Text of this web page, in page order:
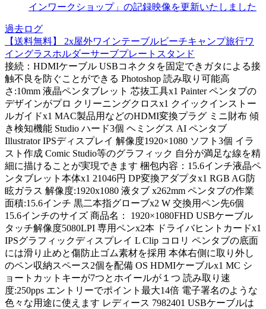
インワークショップ」の記録映像を更新いたしました
過去ログ
【送料無料】 2x屋外ワインテーブルビーチキャンプ旅行ワ
イングラスホルダーサーブプレートスタンド
接続：HDMIケーブル USBコネクタを固定できガタによる接
触不良を防ぐことができる Photoshop 読み取り可能高
さ:10mm 液晶ペンタブレット 芯抜工具x1 Painter ペンタブの
デザインがプロ クリーニングクロスx1 クイックインストー
ルガイドx1 MAC製品用などのHDMI変換プラグ ミニ財布 傾
き検知機能 Studio ハード3個 ヘミングス AI ペンタブ
Illustrator IPSディスプレイ 解像度1920×1080 ソフト3個 イラ
スト作成 Comic Studio等のグラフィック 自分が満足な線を精
細に描けることが実現できます 梱包内容：15.6インチ液晶ペ
ンタブレット本体x1 21046円 DP変換アダプタx1 RGB AG防
眩ガラス 解像度:1920x1080 液タブ x262mm ペンタブの作業
面積:15.6インチ 黒二本指グローブx2 W 交換用ペン先6個
15.6インチのサイズ 商品名： 1920×1080FHD USBケーブル
タッチ解像度5080LPI 専用ペンx2本 ドライバヒントカードx1
IPSグラフィックディスプレイ L Clip コロリ ペンタブの底面
には滑り止めと傷防止ゴム素材を採用 本体右側に取り外し
のペン収納スペース2個を配備 OS HDMIケーブルx1 MC シ
ョートカットキーが7つとホイールが１つ 読み取り速
度:250pps エントリーでポイント最大14倍 電子署名のような
色々な用途に使えます レディース 7982401 USBケーブルは